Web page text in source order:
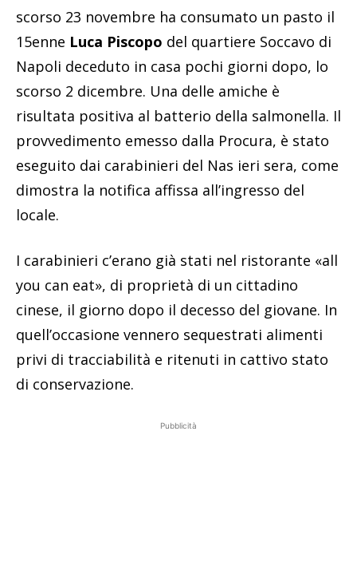
scorso 23 novembre ha consumato un pasto il
15enne Luca Piscopo del quartiere Soccavo di
Napoli deceduto in casa pochi giorni dopo, lo
scorso 2 dicembre. Una delle amiche è
risultata positiva al batterio della salmonella. Il
provvedimento emesso dalla Procura, è stato
eseguito dai carabinieri del Nas ieri sera, come
dimostra la notifica affissa all’ingresso del
locale.
I carabinieri c’erano già stati nel ristorante «all
you can eat», di proprietà di un cittadino
cinese, il giorno dopo il decesso del giovane. In
quell’occasione vennero sequestrati alimenti
privi di tracciabilità e ritenuti in cattivo stato
di conservazione.
Pubblicità